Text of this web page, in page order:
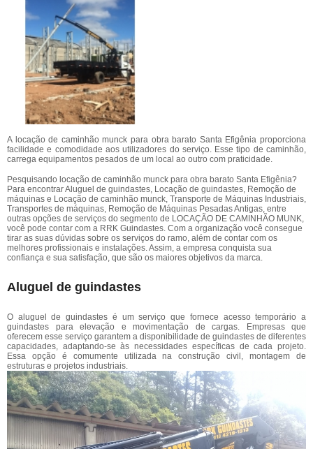
A locação de caminhão munck para obra barato Santa Efigênia proporciona
facilidade e comodidade aos utilizadores do serviço. Esse tipo de caminhão,
carrega equipamentos pesados de um local ao outro com praticidade.
Pesquisando locação de caminhão munck para obra barato Santa Efigênia?
Para encontrar Aluguel de guindastes, Locação de guindastes, Remoção de
máquinas e Locação de caminhão munck, Transporte de Máquinas Industriais,
Transportes de máquinas, Remoção de Máquinas Pesadas Antigas, entre
outras opções de serviços do segmento de LOCAÇÃO DE CAMINHÃO MUNK,
você pode contar com a RRK Guindastes. Com a organização você consegue
tirar as suas dúvidas sobre os serviços do ramo, além de contar com os
melhores profissionais e instalações. Assim, a empresa conquista sua
confiança e sua satisfação, que são os maiores objetivos da marca.
Aluguel de guindastes
O aluguel de guindastes é um serviço que fornece acesso temporário a
guindastes para elevação e movimentação de cargas. Empresas que
oferecem esse serviço garantem a disponibilidade de guindastes de diferentes
capacidades, adaptando-se às necessidades específicas de cada projeto.
Essa opção é comumente utilizada na construção civil, montagem de
estruturas e projetos industriais.